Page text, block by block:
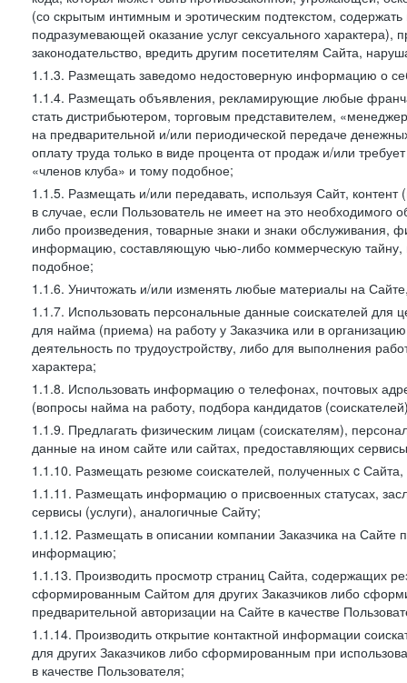
(со скрытым интимным и эротическим подтекстом,
подразумевающей оказание услуг сексуального
законодательство, вредить другим посетителям Сайта,
1.1.3. Размещать заведомо недостоверную информацию о
1.1.4. Размещать объявления, рекламирующие любые
стать дистрибьютером, торговым представителем,
на предварительной и/или периодической передаче
оплату труда только в виде процента от продаж и/или
«членов клуба» и тому подобное;
1.1.5. Размещать и/или передавать, используя Сайт,
в случае, если Пользователь не имеет на это
либо произведения, товарные знаки и знаки
информацию, составляющую чью-либо коммерческую тайну,
подобное;
1.1.6. Уничтожать и/или изменять любые материалы на
1.1.7. Использовать персональные данные соискателей для
для найма (приема) на работу у Заказчика или в
деятельность по трудоустройству, либо для выполнения
характера;
1.1.8. Использовать информацию о телефонах, почтовых
(вопросы найма на работу, подбора кандидатов
1.1.9. Предлагать физическим лицам (соискателям),
данные на ином сайте или сайтах, предоставляющих
1.1.10. Размещать резюме соискателей, полученных c
1.1.11. Размещать информацию о присвоенных статусах,
сервисы (услуги), аналогичные Сайту;
1.1.12. Размещать в описании компании Заказчика на Сайте
информацию;
1.1.13. Производить просмотр страниц Сайта, содержащих
сформированным Сайтом для других Заказчиков либо
предварительной авторизации на Сайте в качестве
1.1.14. Производить открытие контактной информации
для других Заказчиков либо сформированным при
в качестве Пользователя;